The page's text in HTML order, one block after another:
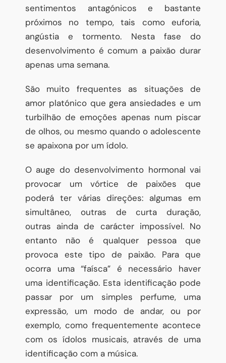
sentimentos antagónicos e bastante
próximos no tempo, tais como euforia,
angústia e tormento. Nesta fase do
desenvolvimento é comum a paixão durar
apenas uma semana.
São muito frequentes as situações de
amor platónico que gera ansiedades e um
turbilhão de emoções apenas num piscar
de olhos, ou mesmo quando o adolescente
se apaixona por um ídolo.
O auge do desenvolvimento hormonal vai
provocar um vórtice de paixões que
poderá ter várias direções: algumas em
simultâneo, outras de curta duração,
outras ainda de carácter impossível. No
entanto não é qualquer pessoa que
provoca este tipo de paixão. Para que
ocorra uma “faísca” é necessário haver
uma identificação. Esta identificação pode
passar por um simples perfume, uma
expressão, um modo de andar, ou por
exemplo, como frequentemente acontece
com os ídolos musicais, através de uma
identificação com a música.